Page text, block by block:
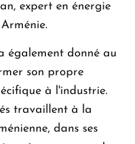
expert en énergie
également donné au
son propre
à l'industrie.
travaillent à la
dans ses